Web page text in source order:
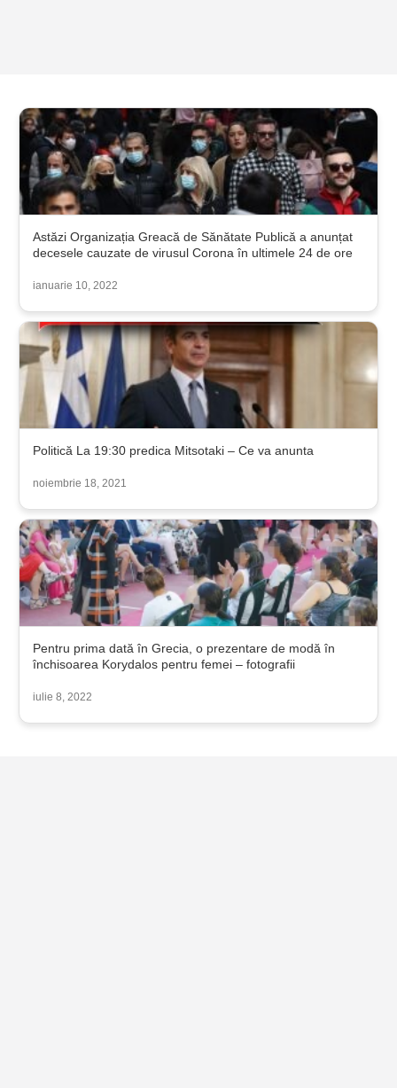
Astăzi Organizația Greacă de Sănătate Publică a anunțat
decesele cauzate de virusul Corona în ultimele 24 de ore
ianuarie 10, 2022
Politică La 19:30 predica Mitsotaki – Ce va anunta
noiembrie 18, 2021
Pentru prima dată în Grecia, o prezentare de modă în
închisoarea Korydalos pentru femei – fotografii
iulie 8, 2022